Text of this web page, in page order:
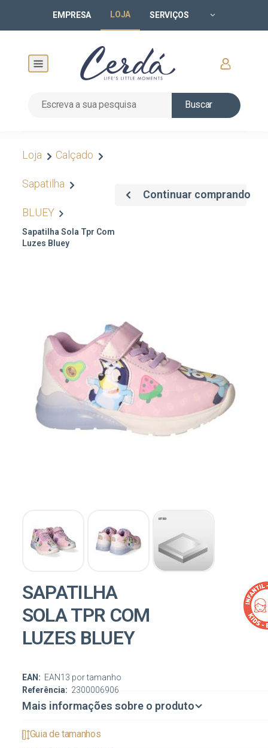
EMPRESA LOJA SERVIÇOS
Buscar
Loja Calçado
Sapatilha
BLUEY
Sapatilha Sola Tpr Com
Luzes Bluey
Continuar comprando
SAPATILHA
SOLA TPR COM
LUZES BLUEY
Referência: 2300006906
EAN: EAN13 por tamanho
Mais informações sobre o produto
Guia de tamanhos